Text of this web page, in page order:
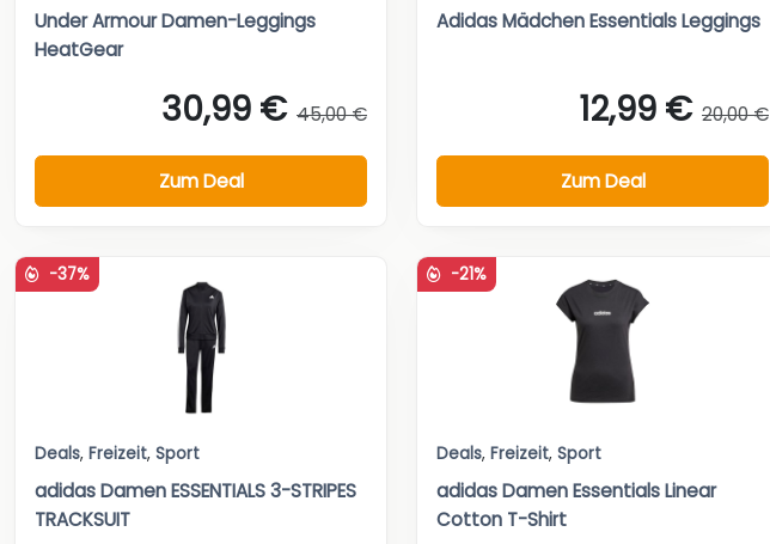
Under Armour Damen-Leggings
HeatGear
30,99 € 45,00 €
Zum Deal
Adidas Mädchen Essentials Leggings
12,99 € 20,00 €
Zum Deal
-37%
Deals, Freizeit, Sport
adidas Damen ESSENTIALS 3-STRIPES
TRACKSUIT
-21%
Deals, Freizeit, Sport
adidas Damen Essentials Linear
Cotton T-Shirt